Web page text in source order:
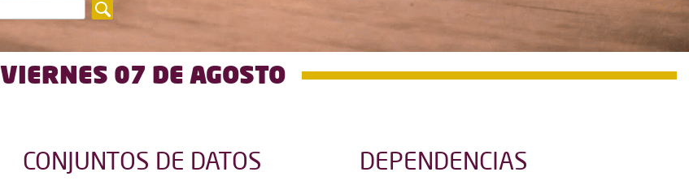
VIERNES 07 DE AGOSTO
CONJUNTOS DE DATOS DEPENDENCIAS